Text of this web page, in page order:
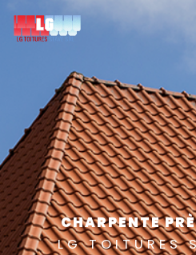
CHARPENTE
LG TOITURES
Panneau de gestion des cookies